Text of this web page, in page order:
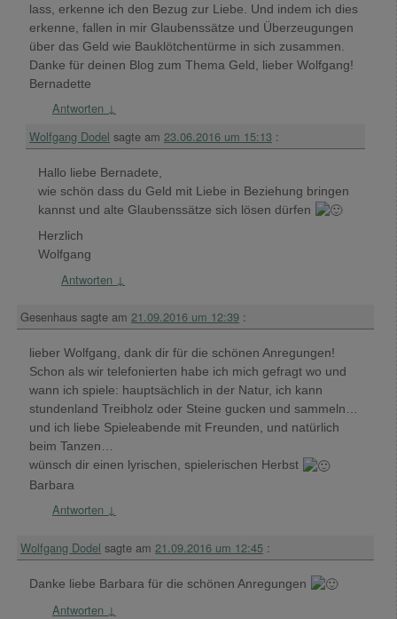
lass, erkenne ich den Bezug zur Liebe. Und indem ich dies
erkenne, fallen in mir Glaubenssätze und Überzeugungen
über das Geld wie Bauklötchentürme in sich zusammen.
Danke für deinen Blog zum Thema Geld, lieber Wolfgang!
Bernadette
Antworten ↓
Wolfgang Dodel sagte am 23.06.2016 um 15:13 :
Hallo liebe Bernadete,
wie schön dass du Geld mit Liebe in Beziehung bringen
kannst und alte Glaubenssätze sich lösen dürfen
Herzlich
Wolfgang
Antworten ↓
Gesenhaus sagte am 21.09.2016 um 12:39 :
lieber Wolfgang, dank dir für die schönen Anregungen!
Schon als wir telefonierten habe ich mich gefragt wo und
wann ich spiele: hauptsächlich in der Natur, ich kann
stundenland Treibholz oder Steine gucken und sammeln…
und ich liebe Spieleabende mit Freunden, und natürlich
beim Tanzen…
wünsch dir einen lyrischen, spielerischen Herbst
Barbara
Antworten ↓
Wolfgang Dodel sagte am 21.09.2016 um 12:45 :
Danke liebe Barbara für die schönen Anregungen
Antworten ↓